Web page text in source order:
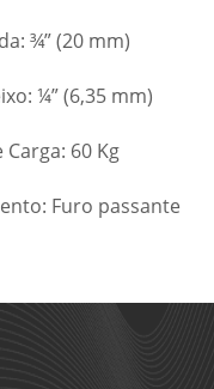
¾” (20 mm)
¼” (6,35 mm)
60 Kg
Furo passante